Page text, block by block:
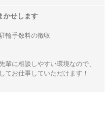
かせします
輪手数料の徴収
輩に相談しやすい環境なので、
てお仕事していただけます！